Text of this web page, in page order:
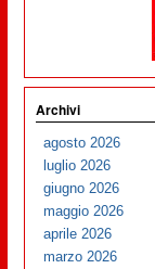
Archivi
agosto 2026
luglio 2026
giugno 2026
maggio 2026
aprile 2026
marzo 2026